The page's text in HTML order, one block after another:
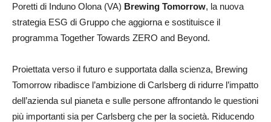
Poretti di Induno Olona (VA) Brewing Tomorrow, la nuova
strategia ESG di Gruppo che aggiorna e sostituisce il
programma Together Towards ZERO and Beyond.
Proiettata verso il futuro e supportata dalla scienza, Brewing
Tomorrow ribadisce l’ambizione di Carlsberg di ridurre l’impatto
dell’azienda sul pianeta e sulle persone affrontando le questioni
più importanti sia per Carlsberg che per la società. Riducendo